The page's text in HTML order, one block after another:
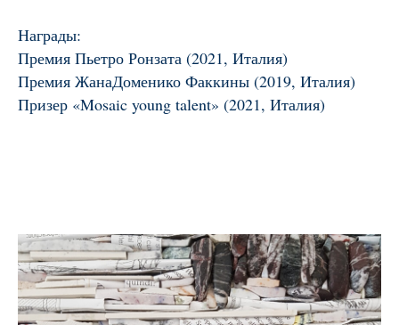
Награды:
Премия Пьетро Ронзата (2021, Италия)
Премия ЖанаДоменико Факкины (2019, Италия)
Призер «Mosaic young talent» (2021, Италия)